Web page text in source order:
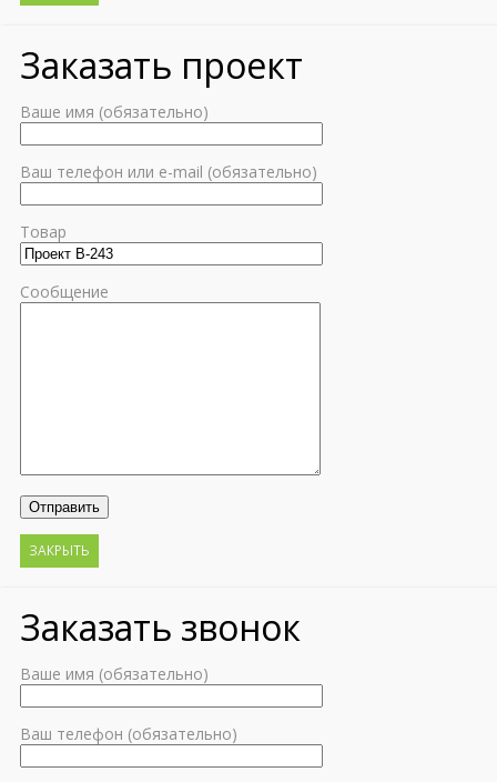
Заказать проект
Ваше имя (обязательно)
Ваш телефон или e-mail (обязательно)
Товар
Сообщение
ЗАКРЫТЬ
Заказать звонок
Ваше имя (обязательно)
Ваш телефон (обязательно)